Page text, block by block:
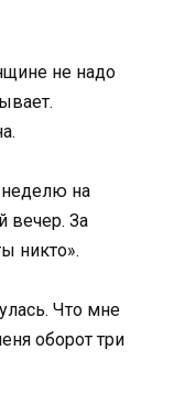
не надо
неделю на
вечер. За
никто».
Что мне
оборот три